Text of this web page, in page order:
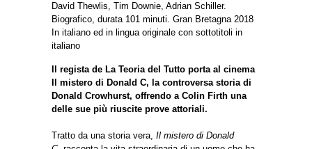
David Thewlis, Tim Downie, Adrian Schiller.
Biografico, durata 101 minuti. Gran Bretagna 2018
In italiano ed in lingua originale con sottotitoli in
italiano
Il regista de La Teoria del Tutto porta al cinema
Il mistero di Donald C, la controversa storia di
Donald Crowhurst, offrendo a Colin Firth una
delle sue più riuscite prove attoriali.
Tratto da una storia vera, Il mistero di Donald